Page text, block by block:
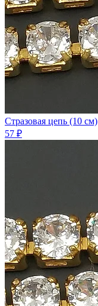
Стразовая цепь (10 см)
57 ₽